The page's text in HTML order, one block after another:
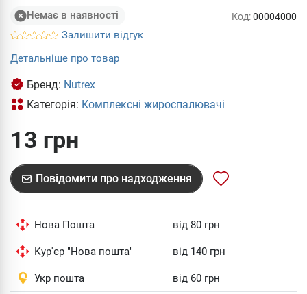
Немає в наявності
Залишити відгук
Код:00004000
Детальніше про товар
Бренд: Nutrex
Категорія: Комплексні жироспалювачі
13 грн
Повідомити про надходження
Нова Пошта від 80 грн
Кур'єр "Нова пошта" від 140 грн
Укр пошта від 60 грн